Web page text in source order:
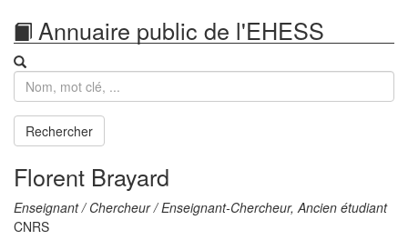
Annuaire public de l'EHESS
Recherche
Rechercher
Florent Brayard
Enseignant / Chercheur / Enseignant-Chercheur, Ancien étudiant
CNRS